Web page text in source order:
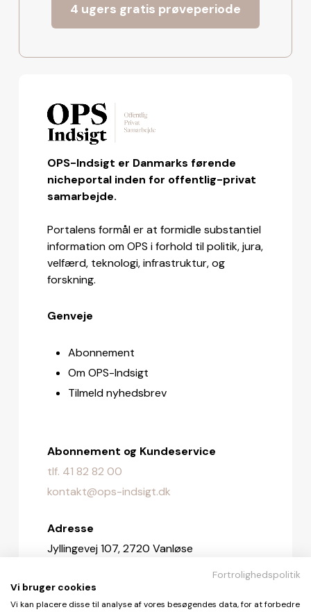
4 ugers gratis prøveperiode
OPS-Indsigt er Danmarks førende
nicheportal inden for offentlig-privat
samarbejde.
Portalens formål er at formidle substantiel
information om OPS i forhold til politik, jura,
velfærd, teknologi, infrastruktur, og
forskning.
Genveje
Abonnement
Om OPS-Indsigt
Tilmeld nyhedsbrev
Abonnement og Kundeservice
tlf. 41 82 82 00
kontakt@ops-indsigt.dk
Adresse
Jyllingevej 107, 2720 Vanløse
Redaktionen
redaktionen@ops-indsigt.dk
Fortrolighedspolitik
Vi bruger cookies
Vi kan placere disse til analyse af vores besøgendes data, for at forbedre